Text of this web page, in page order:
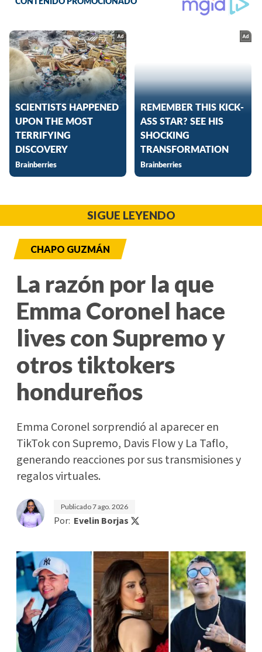
SIGUE LEYENDO
CHAPO GUZMÁN
La razón por la que
Emma Coronel hace
lives con Supremo y
otros tiktokers
hondureños
Emma Coronel sorprendió al aparecer en
TikTok con Supremo, Davis Flow y La Taflo,
generando reacciones por sus transmisiones y
regalos virtuales.
Publicado7 ago. 2026
Por: Evelin Borjas